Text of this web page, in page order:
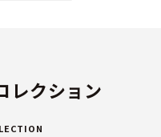
レクション